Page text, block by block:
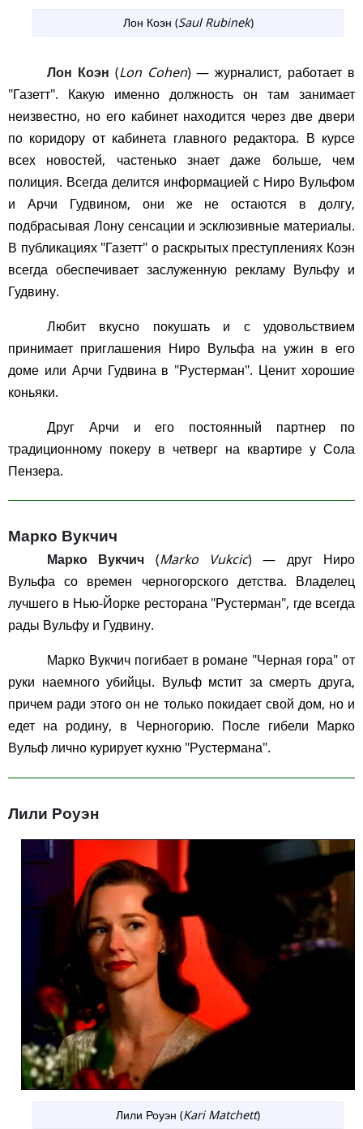
Лон Коэн (Saul Rubinek)
Лон Коэн (Lon Cohen) — журналист, работает в
"Газетт". Какую именно должность он там занимает
неизвестно, но его кабинет находится через две двери
по коридору от кабинета главного редактора. В курсе
всех новостей, частенько знает даже больше, чем
полиция. Всегда делится информацией с Ниро Вульфом
и Арчи Гудвином, они же не остаются в долгу,
подбрасывая Лону сенсации и эсклюзивные материалы.
В публикациях "Газетт" о раскрытых преступлениях Коэн
всегда обеспечивает заслуженную рекламу Вульфу и
Гудвину.
Любит вкусно покушать и с удовольствием
принимает приглашения Ниро Вульфа на ужин в его
доме или Арчи Гудвина в "Рустерман". Ценит хорошие
коньяки.
Друг Арчи и его постоянный партнер по
традиционному покеру в четверг на квартире у Сола
Пензера.
Марко Вукчич
Марко Вукчич (Marko Vukcic) — друг Ниро
Вульфа со времен черногорского детства. Владелец
лучшего в Нью-Йорке ресторана "Рустерман", где всегда
рады Вульфу и Гудвину.
Марко Вукчич погибает в романе "Черная гора" от
руки наемного убийцы. Вульф мстит за смерть друга,
причем ради этого он не только покидает свой дом, но и
едет на родину, в Черногорию. После гибели Марко
Вульф лично курирует кухню "Рустермана".
Лили Роуэн
Лили Роуэн (Kari Matchett)